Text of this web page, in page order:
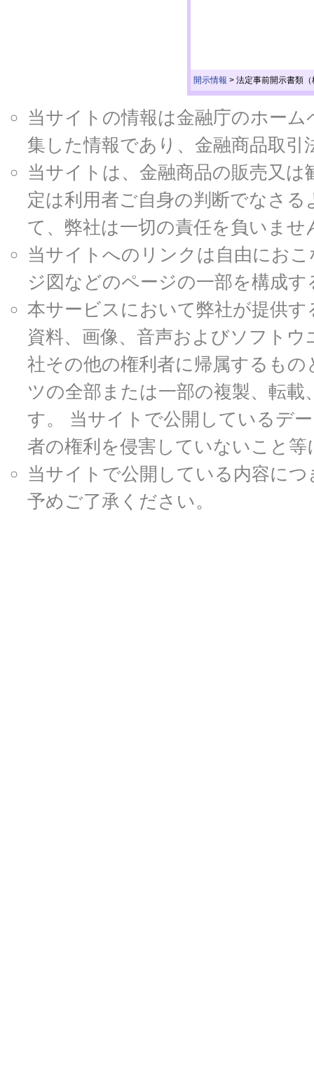
開示情報 > 法定事前開示書類
当サイトの情報は金融庁のホー
集した情報であり、金融商品取
当サイトは、金融商品の販売又
定は利用者ご自身の判断でなさ
て、弊社は一切の責任を負いませ
当サイトへのリンクは自由にお
ジ図などのページの一部を構成
本サービスにおいて弊社が提供
資料、画像、音声およびソフト
社その他の権利者に帰属するも
ツの全部または一部の複製、転
す。 当サイトで公開しているデ
者の権利を侵害していないこと
当サイトで公開している内容に
予めご了承ください。